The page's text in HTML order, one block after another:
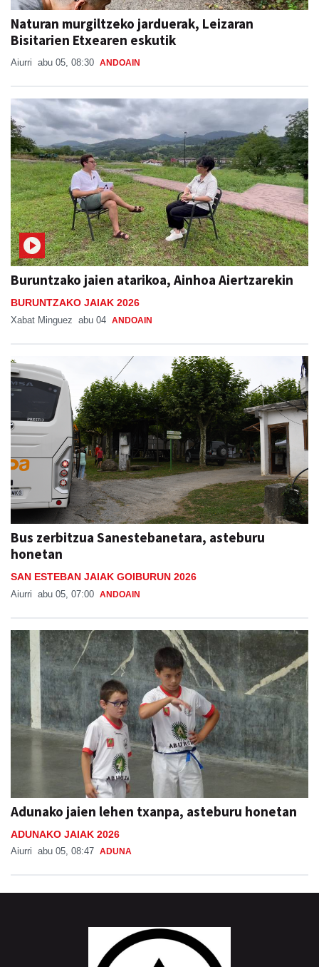
Naturan murgiltzeko jarduerak, Leizaran
Bisitarien Etxearen eskutik
Aiurri abu 05, 08:30 ANDOAIN
Buruntzako jaien atarikoa, Ainhoa Aiertzarekin
BURUNTZAKO JAIAK 2026
Xabat Minguez abu 04 ANDOAIN
Bus zerbitzua Sanestebanetara, asteburu
honetan
SAN ESTEBAN JAIAK GOIBURUN 2026
Aiurri abu 05, 07:00 ANDOAIN
Adunako jaien lehen txanpa, asteburu honetan
ADUNAKO JAIAK 2026
Aiurri abu 05, 08:47 ADUNA